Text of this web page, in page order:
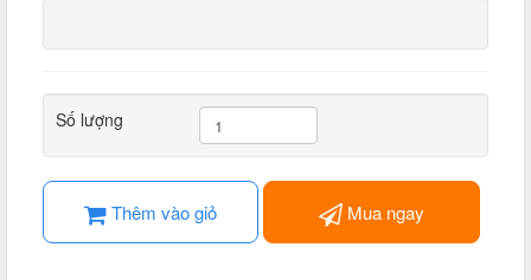
Số lượng
Thêm vào giỏ Mua ngay